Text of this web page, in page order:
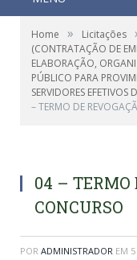
Home » Licitações
(CONTRATAÇÃO DE
ELABORAÇÃO,
PÚBLICO PARA
SERVIDORES
– TERMO DE
04 – TERMO
CONCURSO
POR ADMINISTRADOR EM